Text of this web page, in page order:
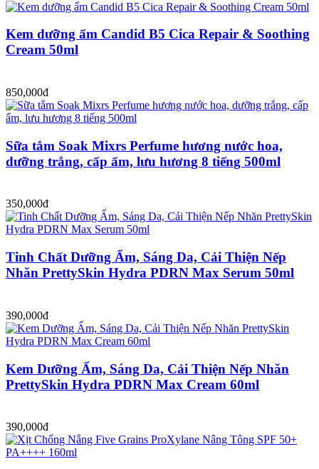
Kem dưỡng ẩm Candid B5 Cica Repair & Soothing
Cream 50ml
850,000đ
Sữa tắm Soak Mixrs Perfume hương nước hoa,
dưỡng trắng, cấp ẩm, lưu hương 8 tiếng 500ml
350,000đ
Tinh Chất Dưỡng Ẩm, Sáng Da, Cải Thiện Nếp
Nhăn PrettySkin Hydra PDRN Max Serum 50ml
390,000đ
Kem Dưỡng Ẩm, Sáng Da, Cải Thiện Nếp Nhăn
PrettySkin Hydra PDRN Max Cream 60ml
390,000đ